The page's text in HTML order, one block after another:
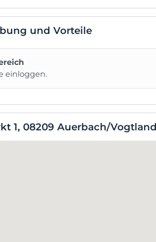
und Vorteile
einloggen.
1, 08209 Auerbach/